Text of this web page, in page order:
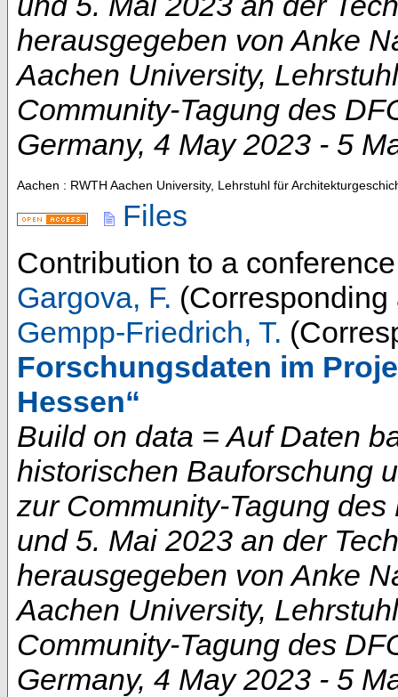
herausgegeben von Anke
Aachen University,
Community-Tagung des
Germany, 4 May 2023 - 5
Aachen : RWTH Aachen University, Lehrstuhl für
Files
Contribution to a
Gargova, F. (Corresponding
Gempp-Friedrich, T.
Forschungsdaten im
Hessen“
Build on data = Auf Daten
historischen Bauforschung
zur Community-Tagung
und 5. Mai 2023 an der
herausgegeben von Anke
Aachen University,
Community-Tagung des
Germany, 4 May 2023 - 5